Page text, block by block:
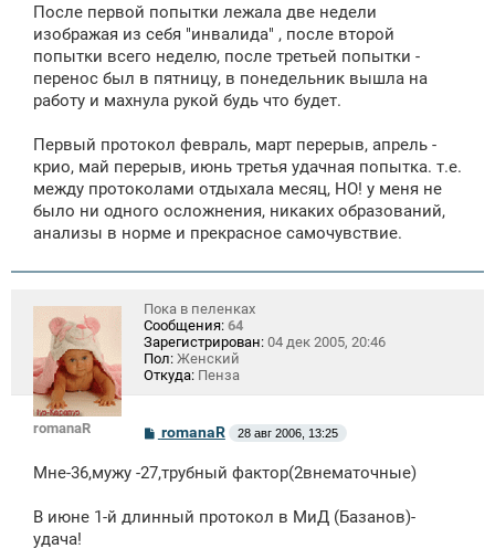
б
щ
н
и
После первой попытки лежала две недели
изображая из себя "инвалида" , после второй
попытки всего неделю, после третьей попытки -
перенос был в пятницу, в понедельник вышла на
работу и махнула рукой будь что будет.
Первый протокол февраль, март перерыв, апрель -
крио, май перерыв, июнь третья удачная попытка. т.е.
между протоколами отдыхала месяц, НО! у меня не
было ни одного осложнения, никаких образований,
анализы в норме и прекрасное самочувствие.
romanaR
Пока в пеленках
Сообщения: 64
Зарегистрирован: 04 дек 2005, 20:46
Пол: Женский
Откуда: Пенза
С
о
б
н
romanaR 28 авг 2006, 13:25
Мне-36,мужу -27,трубный фактор(2внематочные)
В июне 1-й длинный протокол в МиД (Базанов)-
удача!